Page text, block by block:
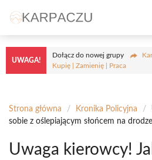
treści
UWAGA!
Dołącz do nowej grupy
Kupię | Zamienię | Praca
Strona główna / Kronika Policyjna /
sobie z oślepiającym słońcem na drodze
Uwaga kierowcy!